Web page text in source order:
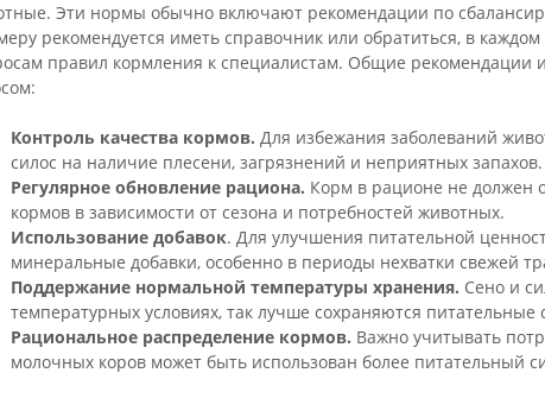
Эти нормы обычно включают рекомендации по
рекомендуется иметь справочник или обратиться, в
правил кормления к специалистам. Общие рекомендации
Контроль качества кормов. Для избежания заболеваний
силос на наличие плесени, загрязнений и неприятных запахов.
Регулярное обновление рациона. Корм в рационе не должен
кормов в зависимости от сезона и потребностей животных.
Использование добавок. Для улучшения питательной
минеральные добавки, особенно в периоды нехватки свежей
Поддержание нормальной температуры хранения. Сено и
температурных условиях, так лучше сохраняются питательные
Рациональное распределение кормов. Важно учитывать
молочных коров может быть использован более питательный